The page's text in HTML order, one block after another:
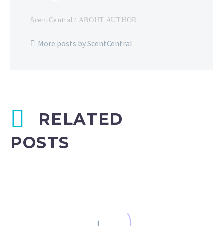
ScentCentral/ ABOUT AUTHOR
More posts by ScentCentral
RELATED
POSTS